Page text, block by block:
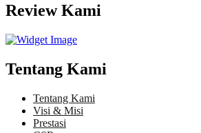
Review Kami
Tentang Kami
Tentang Kami
Visi & Misi
Prestasi